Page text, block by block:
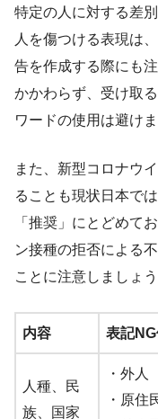
特定の人に対する差
人を傷つける表現は
告を作成する際にも
かかわらず、受け取
ワードの使用は避けま
また、新型コロナウ
ることも現状日本で
「推奨」にとどめて
ン接種の拒否による
ことに注意しましょう
内容 表記NG
人種、民
族、国家
・外人
・原住